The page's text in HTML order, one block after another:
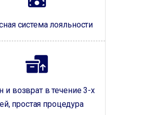
система лояльности
и возврат в течение 3-х
простая процедура